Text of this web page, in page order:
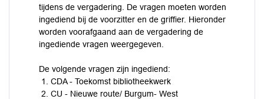
tijdens de vergadering. De vragen moeten worden
ingediend bij de voorzitter en de griffier. Hieronder
worden voorafgaand aan de vergadering de
ingediende vragen weergegeven.
De volgende vragen zijn ingediend:
CDA - Toekomst bibliotheekwerk
CU - Nieuwe route/ Burgum- West